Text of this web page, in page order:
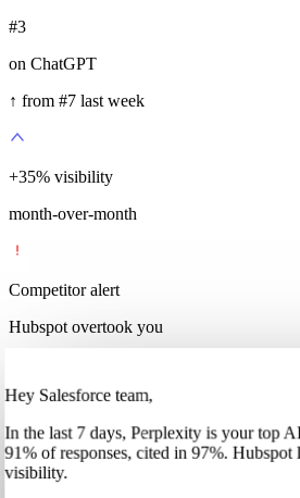
#3
on ChatGPT
↑ from #7 last week
+35% visibility
month-over-month
Competitor alert
Hubspot overtook you
Hey Salesforce team,
Inthe last 7 days, Perplexityis your top
91% of responses, cited in 97%. Hubspot
visibility.